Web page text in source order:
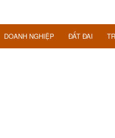
DOANH NGHIỆP ĐẤT ĐAI